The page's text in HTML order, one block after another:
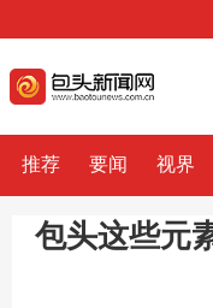
推荐 要闻 视界
包头这些元